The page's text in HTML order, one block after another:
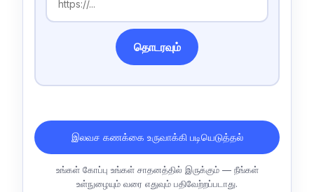
தொடரவும்
இலவச கணக்கை உருவாக்கி படியெடுத்தல்
உங்கள் கோப்பு உங்கள் சாதனத்தில் இருக்கும் — நீங்கள்
உள்நுழையும் வரை எதுவும் பதிவேற்றப்படாது.